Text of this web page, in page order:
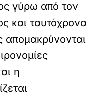
γύρω από τον
και ταυτόχρονα
απομακρύνονται
η